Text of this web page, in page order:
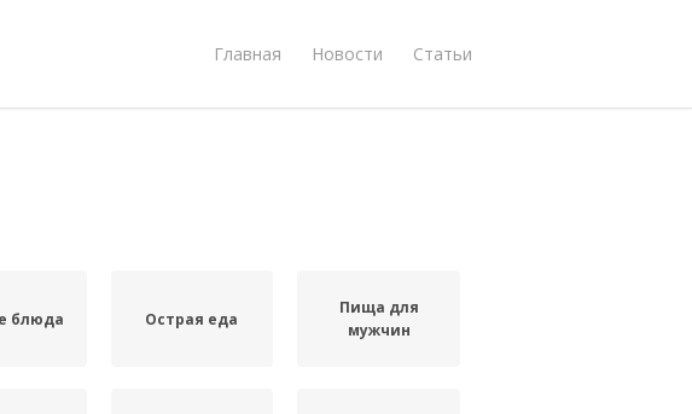
Главная Новости Статьи
блюда Острая еда
Пища для
мужчин